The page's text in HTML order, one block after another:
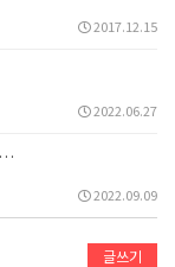
2017.12.15
2022.06.27
2022.09.09
글쓰기